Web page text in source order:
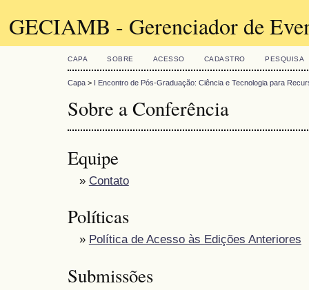
GECIAMB - Gerenciador de
CAPA SOBRE ACESSO CADASTRO PESQUISA
Capa > I Encontro de Pós-Graduação: Ciência e Tecnologia para
Sobre a Conferência
Equipe
» Contato
Políticas
» Política de Acesso às Edições Anteriores
Submissões